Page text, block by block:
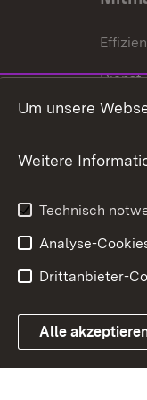
Link
Um unsere
Weitere
Technisch
Analyse-
Drittanbieter-
Alle